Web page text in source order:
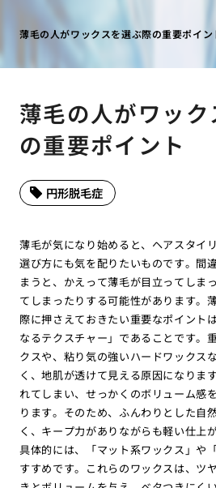
薄毛の人がワックスを選ぶ際の重要ポイン
薄毛の人がワッ
の重要ポイント
円形脱毛症
薄毛が気になり始めると、ヘアスタイ
選び方にも気を配りたいものです。間
まうと、かえって薄毛が目立ってしま
てしまったりする可能性があります。
際に押さえておきたい重要なポイント
なるテクスチャー」であることです。
クスや、粘り気の強いハードワックス
く、地肌が透けて見える原因になりま
れてしまい、せっかくのボリューム感
ります。そのため、ふんわりとした自
く、キープ力がありながらも軽い仕上
具体的には、「マット系ワックス」や
すすめです。これらのワックスは、ツ